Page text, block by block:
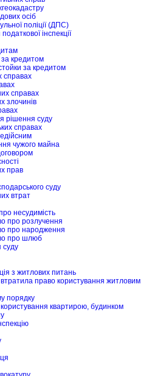
осіб
поліції (ДПС)
інспекції
за кредитом
за кредитом
справах
справах
злочинів
рішення суду
справах
чужого майна
прав
суду
втрат
несудимість
про розлучення
про народження
про шлюб
суду
з житлових питань
право користування житловим
порядку
квартирою, будинком